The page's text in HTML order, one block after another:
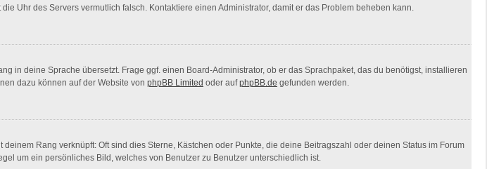
Uhr des Servers vermutlich falsch. Kontaktiere einen Administrator, damit er das Problem beheben kann.
in deine Sprache übersetzt. Frage ggf. einen Board-Administrator, ob er das Sprachpaket, das du benötigst, installieren
dazu können auf der Website von phpBB Limited oder aufphpBB.de gefunden werden.
Rang verknüpft: Oft sind dies Sterne, Kästchen oder Punkte, die deine Beitragszahl oder deinen Status im Forum
um ein persönliches Bild, welches von Benutzer zu Benutzer unterschiedlich ist.